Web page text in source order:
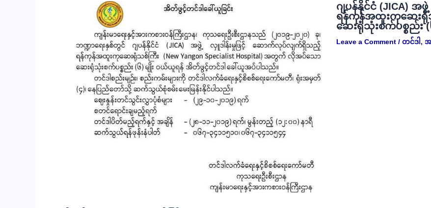
ဂျပန်နိုင်ငံ (JICA)
ရန်ကုန်အထူးကုဆေးရုံ
ဆေးရုံသုံးစက်ပစ္စည်း (
Leave a Comment / တင်ဒါ , အ